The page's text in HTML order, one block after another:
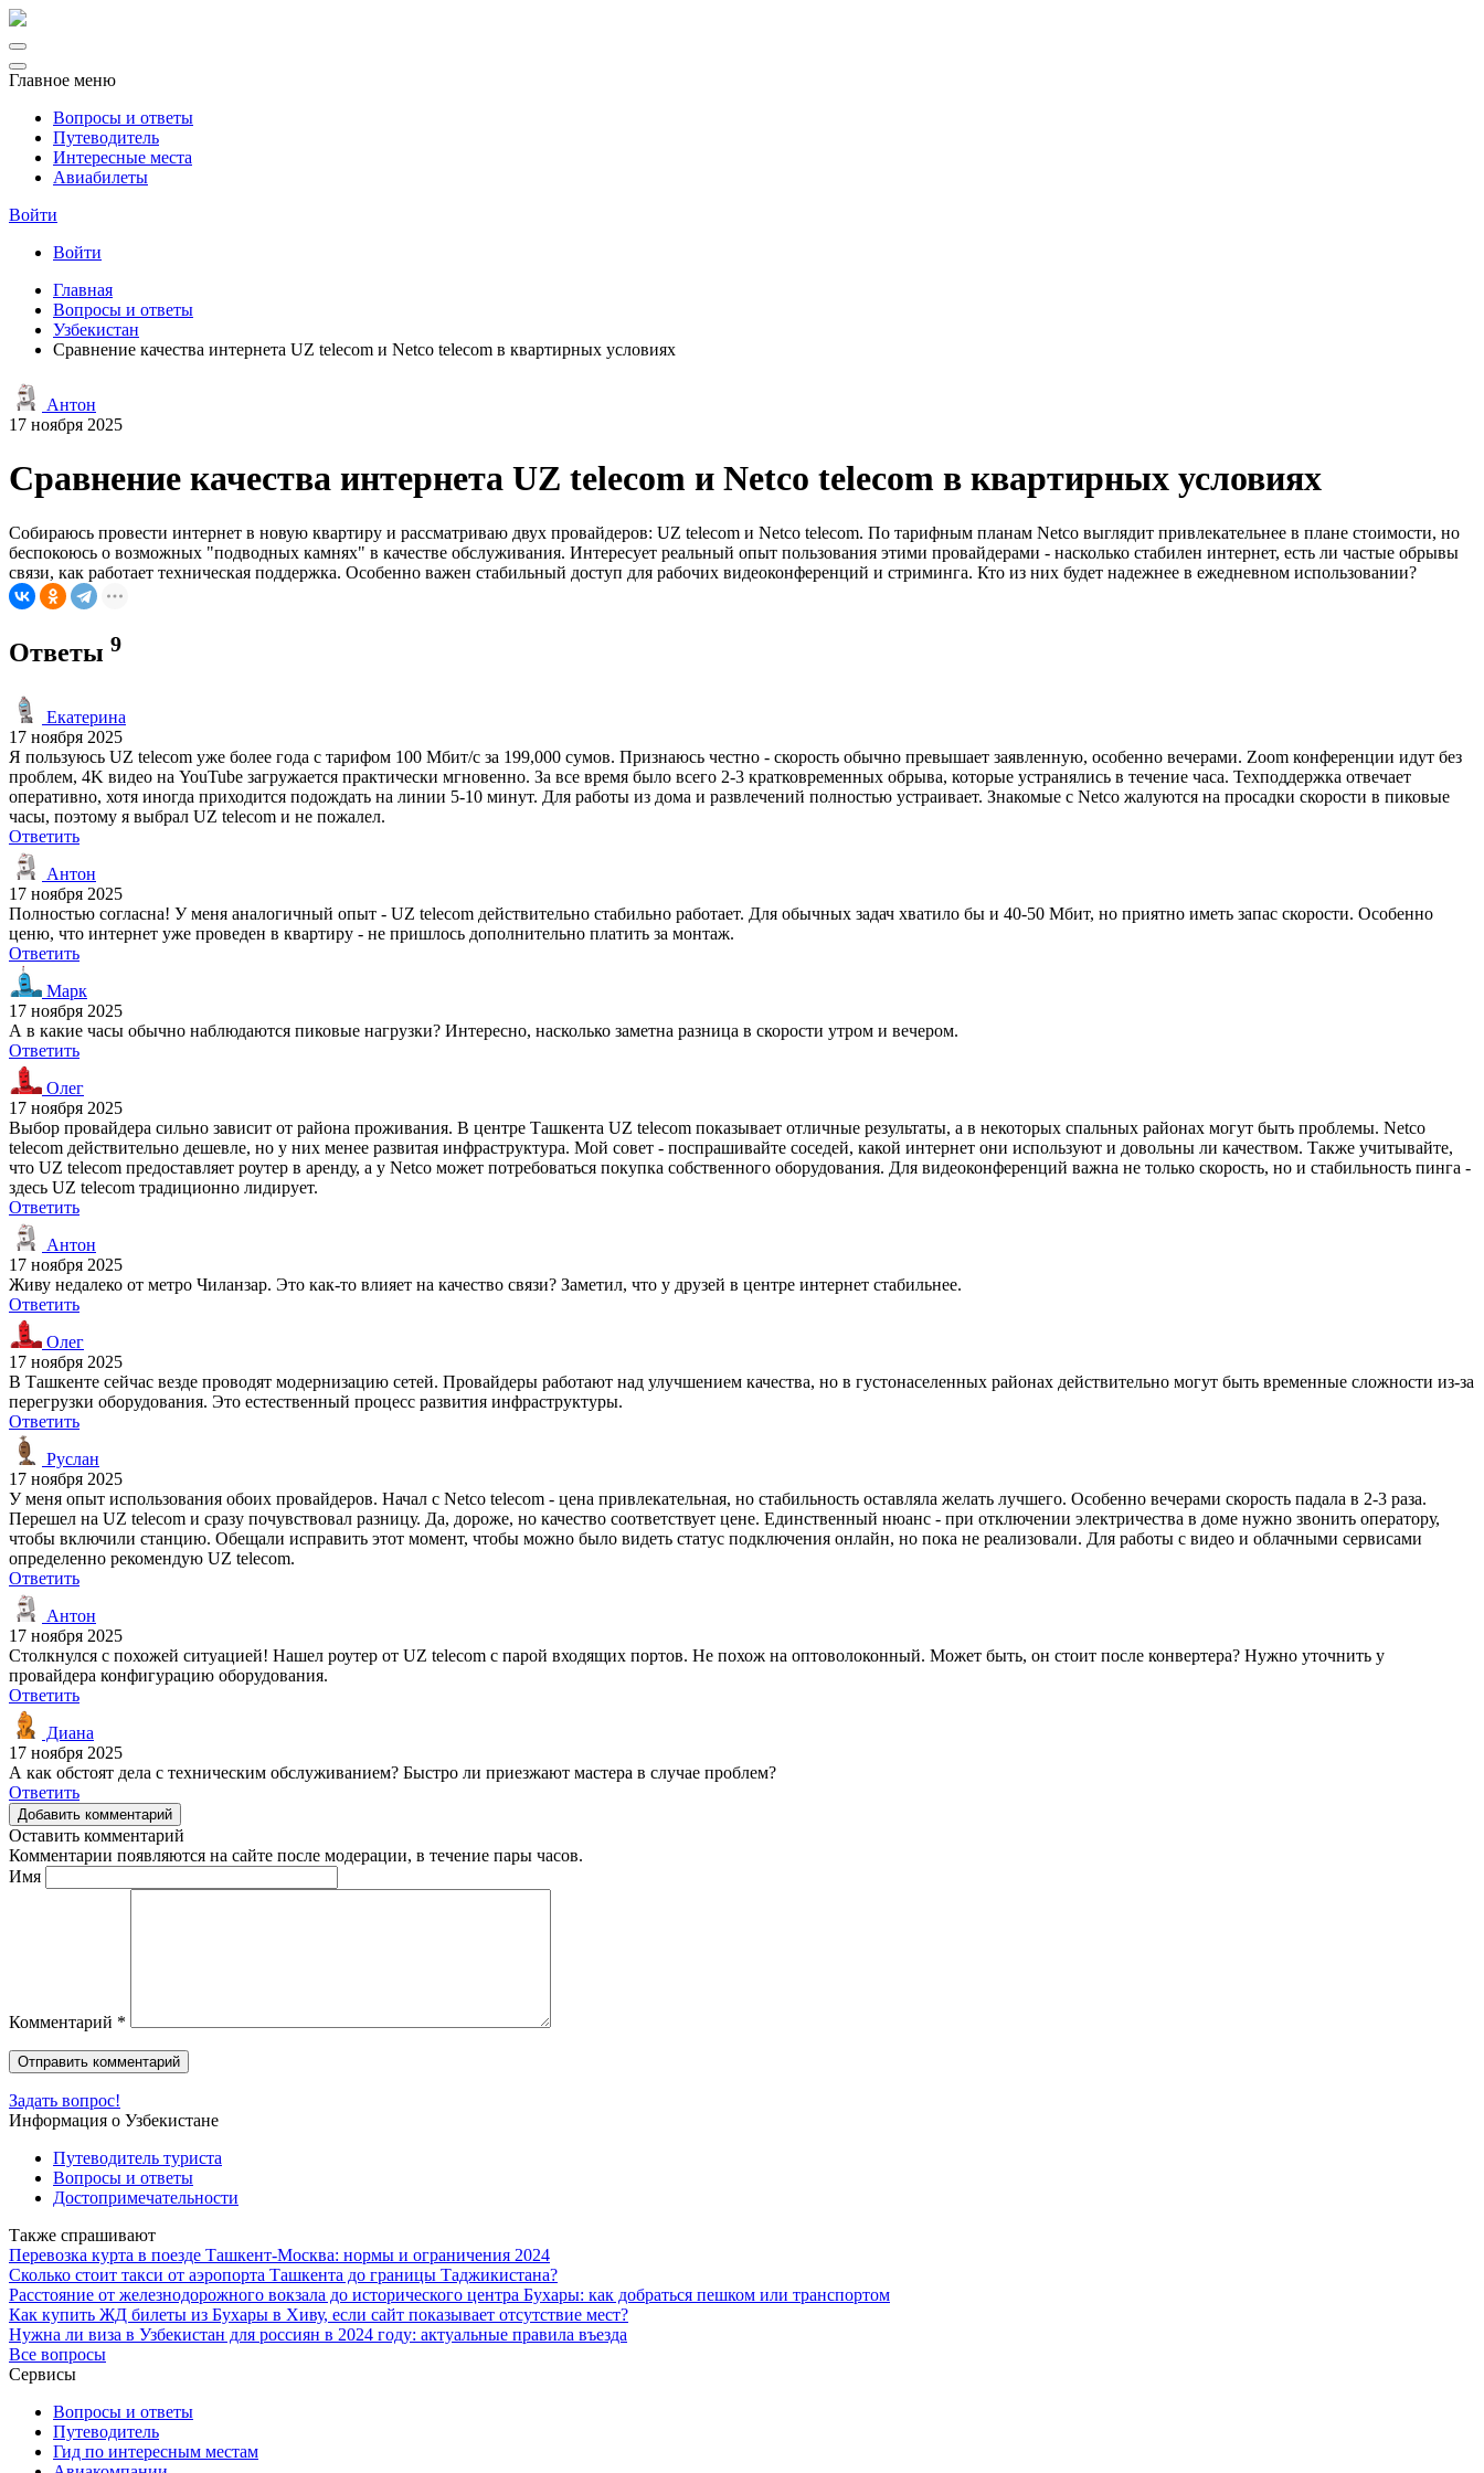
Главное меню
Вопросы и ответы
Путеводитель
Интересные места
Авиабилеты
Войти
Войти
Главная
Вопросы и ответы
Узбекистан
Сравнение качества интернета UZ telecom и Netco telecom в квартирных условиях
Антон
17 ноября 2025
Сравнение качества интернета UZ telecom и Netco telecom в квартирных условиях
Собираюсь провести интернет в новую квартиру и рассматриваю двух провайдеров: UZ telecom и Netco telecom. По тарифным планам Netco выглядит привлекательнее в плане стоимости, но
беспокоюсь о возможных "подводных камнях" в качестве обслуживания. Интересует реальный опыт пользования этими провайдерами - насколько стабилен интернет, есть ли частые обрывы
связи, как работает техническая поддержка. Особенно важен стабильный доступ для рабочих видеоконференций и стриминга. Кто из них будет надежнее в ежедневном использовании?
Ответы 9
Екатерина
17 ноября 2025
Я пользуюсь UZ telecom уже более года с тарифом 100 Мбит/с за 199,000 сумов. Признаюсь честно - скорость обычно превышает заявленную, особенно вечерами. Zoom конференции идут без
проблем, 4K видео на YouTube загружается практически мгновенно. За все время было всего 2-3 кратковременных обрыва, которые устранялись в течение часа. Техподдержка отвечает
оперативно, хотя иногда приходится подождать на линии 5-10 минут. Для работы из дома и развлечений полностью устраивает. Знакомые с Netco жалуются на просадки скорости в пиковые
часы, поэтому я выбрал UZ telecom и не пожалел.
Ответить
Антон
17 ноября 2025
Полностью согласна! У меня аналогичный опыт - UZ telecom действительно стабильно работает. Для обычных задач хватило бы и 40-50 Мбит, но приятно иметь запас скорости. Особенно
ценю, что интернет уже проведен в квартиру - не пришлось дополнительно платить за монтаж.
Ответить
Марк
17 ноября 2025
А в какие часы обычно наблюдаются пиковые нагрузки? Интересно, насколько заметна разница в скорости утром и вечером.
Ответить
Олег
17 ноября 2025
Выбор провайдера сильно зависит от района проживания. В центре Ташкента UZ telecom показывает отличные результаты, а в некоторых спальных районах могут быть проблемы. Netco
telecom действительно дешевле, но у них менее развитая инфраструктура. Мой совет - поспрашивайте соседей, какой интернет они используют и довольны ли качеством. Также учитывайте,
что UZ telecom предоставляет роутер в аренду, а у Netco может потребоваться покупка собственного оборудования. Для видеоконференций важна не только скорость, но и стабильность пинга -
здесь UZ telecom традиционно лидирует.
Ответить
Антон
17 ноября 2025
Живу недалеко от метро Чиланзар. Это как-то влияет на качество связи? Заметил, что у друзей в центре интернет стабильнее.
Ответить
Олег
17 ноября 2025
В Ташкенте сейчас везде проводят модернизацию сетей. Провайдеры работают над улучшением качества, но в густонаселенных районах действительно могут быть временные сложности из-за
перегрузки оборудования. Это естественный процесс развития инфраструктуры.
Ответить
Руслан
17 ноября 2025
У меня опыт использования обоих провайдеров. Начал с Netco telecom - цена привлекательная, но стабильность оставляла желать лучшего. Особенно вечерами скорость падала в 2-3 раза.
Перешел на UZ telecom и сразу почувствовал разницу. Да, дороже, но качество соответствует цене. Единственный нюанс - при отключении электричества в доме нужно звонить оператору,
чтобы включили станцию. Обещали исправить этот момент, чтобы можно было видеть статус подключения онлайн, но пока не реализовали. Для работы с видео и облачными сервисами
определенно рекомендую UZ telecom.
Ответить
Антон
17 ноября 2025
Столкнулся с похожей ситуацией! Нашел роутер от UZ telecom с парой входящих портов. Не похож на оптоволоконный. Может быть, он стоит после конвертера? Нужно уточнить у
провайдера конфигурацию оборудования.
Ответить
Диана
17 ноября 2025
А как обстоят дела с техническим обслуживанием? Быстро ли приезжают мастера в случае проблем?
Ответить
Добавить комментарий
Оставить комментарий
Комментарии появляются на сайте после модерации, в течение пары часов.
Имя
Комментарий *
Задать вопрос!
Информация о Узбекистане
Путеводитель туриста
Вопросы и ответы
Достопримечательности
Также спрашивают
Перевозка курта в поезде Ташкент-Москва: нормы и ограничения 2024
Сколько стоит такси от аэропорта Ташкента до границы Таджикистана?
Расстояние от железнодорожного вокзала до исторического центра Бухары: как добраться пешком или транспортом
Как купить ЖД билеты из Бухары в Хиву, если сайт показывает отсутствие мест?
Нужна ли виза в Узбекистан для россиян в 2024 году: актуальные правила въезда
Все вопросы
Сервисы
Вопросы и ответы
Путеводитель
Гид по интересным местам